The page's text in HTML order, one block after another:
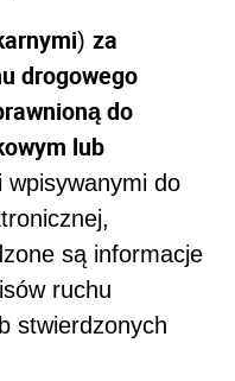
) za
drogowego
do
lub
wpisywanymi do
są informacje
ruchu
stwierdzonych